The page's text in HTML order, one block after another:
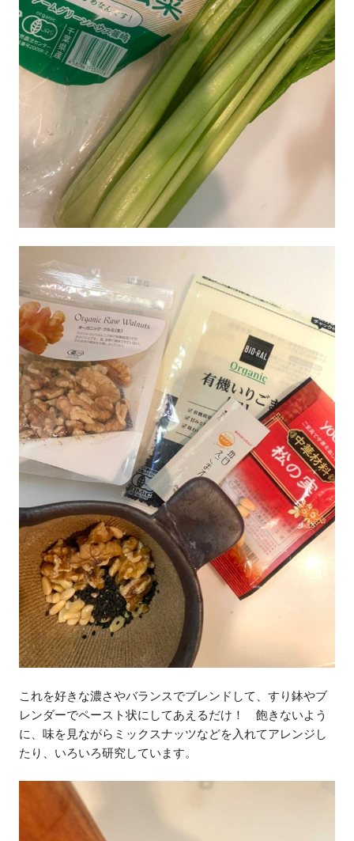
これを好きな濃さやバランスでブレンドして、すり鉢やブ
レンダーでペースト状にしてあえるだけ！ 飽きないよう
に、味を見ながらミックスナッツなどを入れてアレンジし
たり、いろいろ研究しています。